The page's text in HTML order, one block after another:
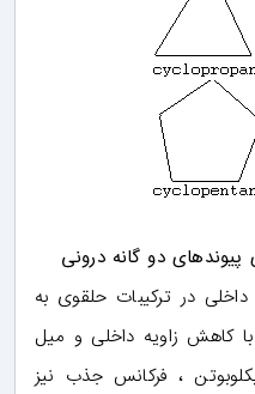
پیوندهای دو گانه درونی
در ترکیبات حلقوی به
کاهش زاویه داخلی و میل
مقدار ˚90 در سیکلوبوتن ، فرکانس جذب نیز